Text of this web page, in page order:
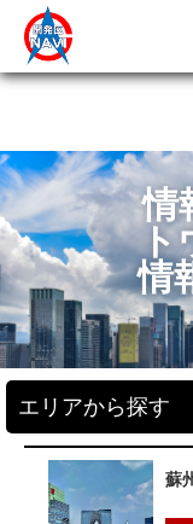
情
ト
情
蘇